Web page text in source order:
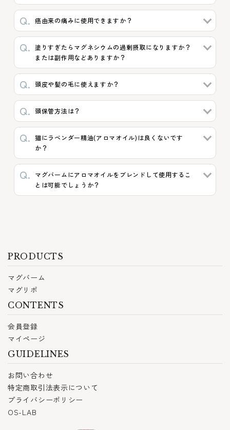
癌由来の痛みに使用できますか？
塗りすぎたらマグネシウムの過剰摂取になりますか？
または副作用などありますか？
頭皮や髪の毛に使えますか？
頭保管方法は？
猫にラベンダー精油(アロマオイル)は良くないです
か？
マグバームにアロマオイルをブレンドして使用するこ
とは可能でしょうか？
PRODUCTS
マグバーム
マグリポ
CONTENTS
会員登録
マイページ
GUIDELINES
お問い合わせ
特定商取引法表示について
プライバシーポリシー
OS-LAB